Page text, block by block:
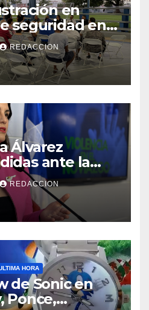
en
seguridad en
REDACCION
Álvarez
ante la
noviazgo
REDACCION
HORA
de Sonic en
Ponce,